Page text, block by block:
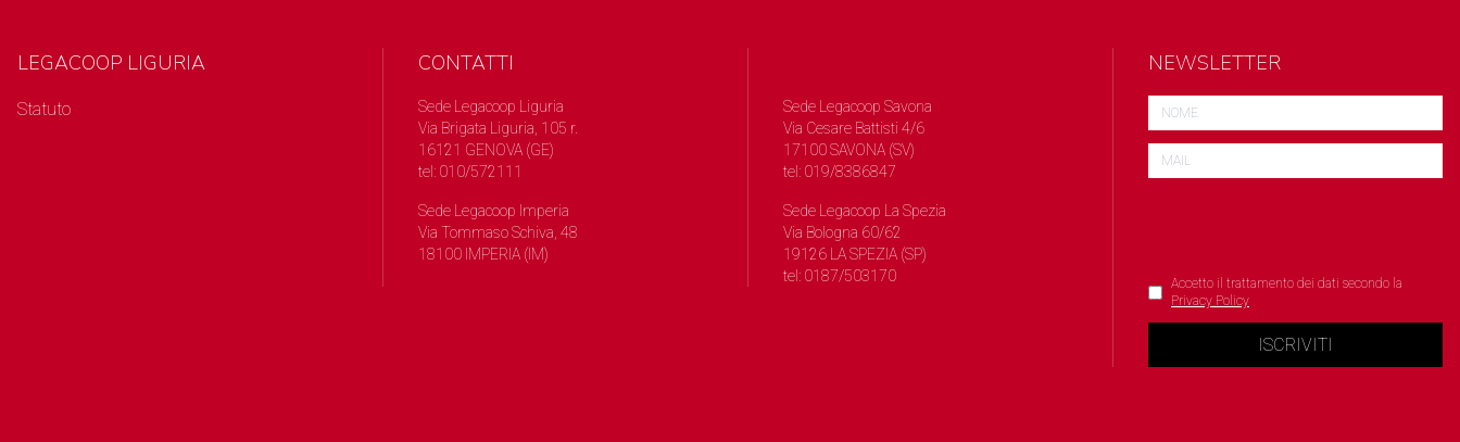
LEGACOOP LIGURIA
Statuto
CONTATTI
Sede Legacoop Liguria
Via Brigata Liguria, 105 r.
16121 GENOVA (GE)
tel: 010/572111
Sede Legacoop Imperia
Via Tommaso Schiva, 48
18100 IMPERIA (IM)
Sede Legacoop Savona
Via Cesare Battisti 4/6
17100 SAVONA (SV)
tel: 019/8386847
Sede Legacoop La Spezia
Via Bologna 60/62
19126 LA SPEZIA (SP)
tel: 0187/503170
NEWSLETTER
Accetto il trattamento dei dati secondo la
Privacy Policy
ISCRIVITI